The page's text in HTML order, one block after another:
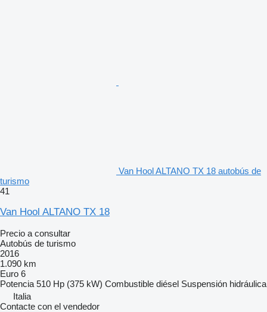
Van Hool ALTANO TX 18 autobús de
turismo
41
Van Hool ALTANO TX 18
Precio a consultar
Autobús de turismo
2016
1.090 km
Euro 6
Potencia 510 Hp (375 kW) Combustible diésel Suspensión hidráulica
Italia
Contacte con el vendedor